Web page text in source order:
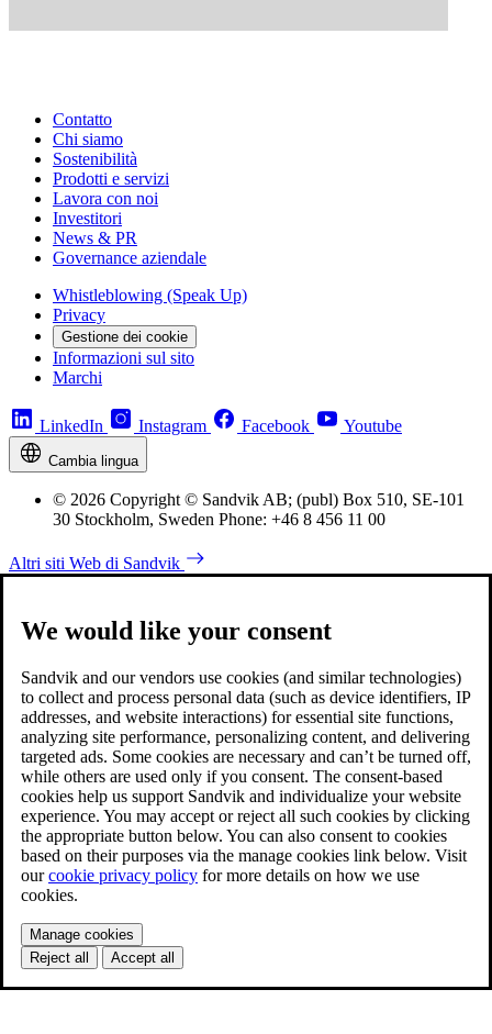
Contatto
Chi siamo
Sostenibilità
Prodotti e servizi
Lavora con noi
Investitori
News & PR
Governance aziendale
Whistleblowing (Speak Up)
Privacy
Gestione dei cookie
Informazioni sul sito
Marchi
LinkedIn Instagram Facebook Youtube
Cambia lingua
© 2026 Copyright © Sandvik AB; (publ) Box 510, SE-101
30 Stockholm, Sweden Phone: +46 8 456 11 00
Altri siti Web di Sandvik
We would like your consent
Sandvik and our vendors use cookies (and similar technologies)
to collect and process personal data (such as device identifiers, IP
addresses, and website interactions) for essential site functions,
analyzing site performance, personalizing content, and delivering
targeted ads. Some cookies are necessary and can’t be turned off,
while others are used only if you consent. The consent-based
cookies help us support Sandvik and individualize your website
experience. You may accept or reject all such cookies by clicking
the appropriate button below. You can also consent to cookies
based on their purposes via the manage cookies link below. Visit
ourcookie privacy policy for more details on how we use
cookies.
Manage cookies
Reject all
Accept all